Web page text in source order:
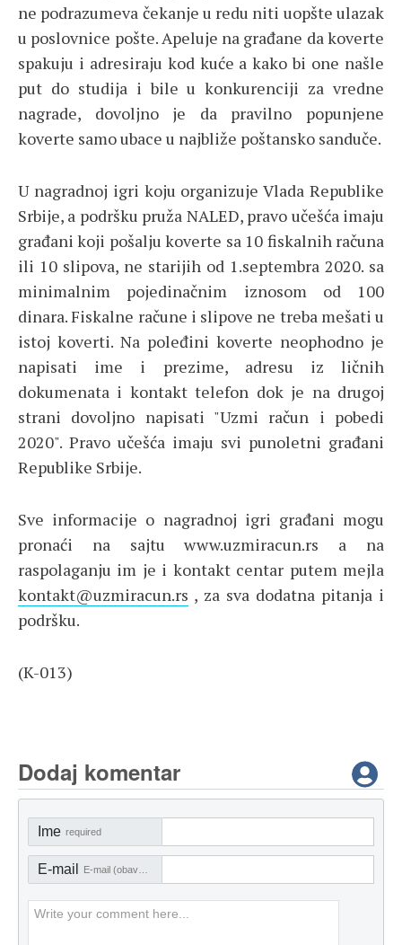
ne podrazumeva čekanje u redu niti uopšte ulazak
u poslovnice pošte. Apeluje na građane da koverte
spakuju i adresiraju kod kuće a kako bi one našle
put do studija i bile u konkurenciji za vredne
nagrade, dovoljno je da pravilno popunjene
koverte samo ubace u najbliže poštansko sanduče.
U nagradnoj igri koju organizuje Vlada Republike
Srbije, a podršku pruža NALED, pravo učešća imaju
građani koji pošalju koverte sa 10 fiskalnih računa
ili 10 slipova, ne starijih od 1.septembra 2020. sa
minimalnim pojedinačnim iznosom od 100
dinara. Fiskalne račune i slipove ne treba mešati u
istoj koverti. Na poleđini koverte neophodno je
napisati ime i prezime, adresu iz ličnih
dokumenata i kontakt telefon dok je na drugoj
strani dovoljno napisati "Uzmi račun i pobedi
2020". Pravo učešća imaju svi punoletni građani
Republike Srbije.
Sve informacije o nagradnoj igri građani mogu
pronaći na sajtu www.uzmiracun.rs a na
raspolaganju im je i kontakt centar putem mejla
kontakt@uzmiracun.rs , za sva dodatna pitanja i
podršku.
(K-013)
Dodaj komentar
Ime required
E-mail